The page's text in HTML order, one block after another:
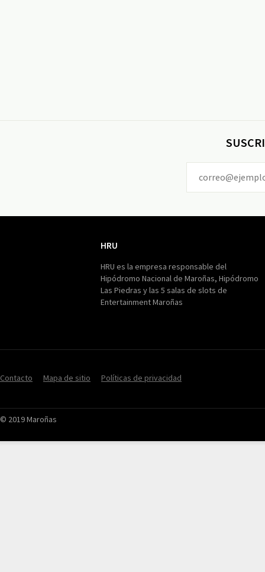
HRU
HRU es la empresa responsable del
Hipódromo Nacional de Maroñas, Hipódromo
Las Piedras y las 5 salas de slots de
Entertainment Maroñas
Contacto Mapa de sitio Políticas de privacidad
© 2019 Maroñas